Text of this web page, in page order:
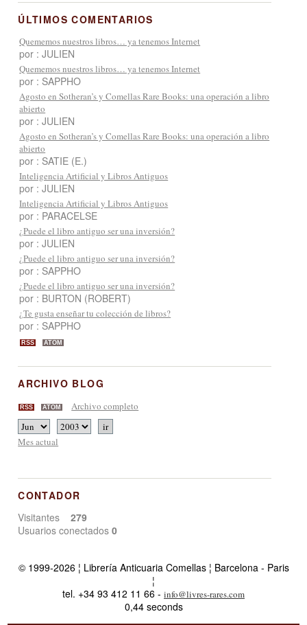
ÚLTIMOS COMENTARIOS
Quememos nuestros libros… ya tenemos Internet
por : JULIEN
Quememos nuestros libros… ya tenemos Internet
por : SAPPHO
Agosto en Sotheran’s y Comellas Rare Books: una operación a libro
abierto
por : JULIEN
Agosto en Sotheran’s y Comellas Rare Books: una operación a libro
abierto
por : SATIE (E.)
Inteligencia Artificial y Libros Antiguos
por : JULIEN
Inteligencia Artificial y Libros Antiguos
por : PARACELSE
¿Puede el libro antiguo ser una inversión?
por : JULIEN
¿Puede el libro antiguo ser una inversión?
por : SAPPHO
¿Puede el libro antiguo ser una inversión?
por : BURTON (ROBERT)
¿Te gusta enseñar tu colección de libros?
por : SAPPHO
RSS ATOM
ARCHIVO BLOG
RSS ATOM Archivo completo
Mes actual
CONTADOR
Visitantes279
Usuarios conectados0
© 1999-2026 ¦ Librería Anticuaria Comellas ¦ Barcelona - Paris
¦
tel. +34 93 412 11 66 - info@livres-rares.com
0,44 seconds